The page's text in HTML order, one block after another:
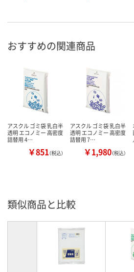
おすすめの関連商品
アスクル ゴミ袋 乳白半
透明 エコノミー 高密度
詰替用 4…
￥851（税込）
アスクル ゴミ袋 乳白半
透明 エコノミー 高密度
詰替用 7…
￥1,980（税込）
類似商品と比較